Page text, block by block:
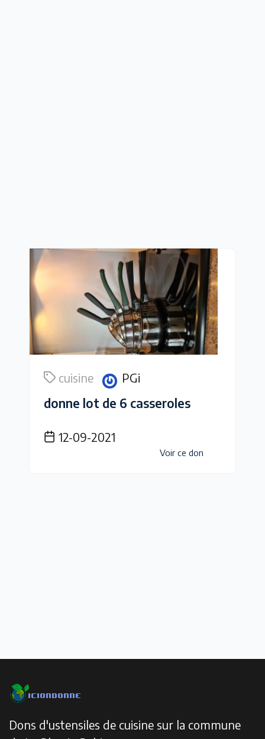
cuisine PGi
donne lot de 6 casseroles
12-09-2021
Voir ce don
Dons d'ustensiles de cuisine sur la commune